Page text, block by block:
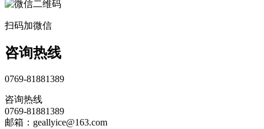
扫码加微信
咨询热线
0769-81881389
咨询热线
0769-81881389
邮箱：geallyice@163.com